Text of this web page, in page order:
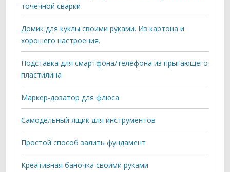
точечной сварки
Домик для куклы своими руками. Из картона и
хорошего настроения.
Подставка для смартфона/телефона из прыгающего
пластилина
Маркер-дозатор для флюса
Самодельный ящик для инструментов
Простой способ залить фундамент
Креативная баночка своими руками